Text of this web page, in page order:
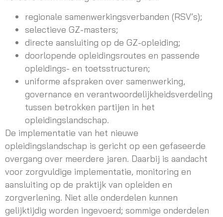
regionale samenwerkingsverbanden (RSV’s);
selectieve GZ-masters;
directe aansluiting op de GZ-opleiding;
doorlopende opleidingsroutes en passende
opleidings- en toetsstructuren;
uniforme afspraken over samenwerking,
governance en verantwoordelijkheidsverdeling
tussen betrokken partijen in het
opleidingslandschap.
De implementatie van het nieuwe
opleidingslandschap is gericht op een gefaseerde
overgang over meerdere jaren. Daarbij is aandacht
voor zorgvuldige implementatie, monitoring en
aansluiting op de praktijk van opleiden en
zorgverlening. Niet alle onderdelen kunnen
gelijktijdig worden ingevoerd; sommige onderdelen